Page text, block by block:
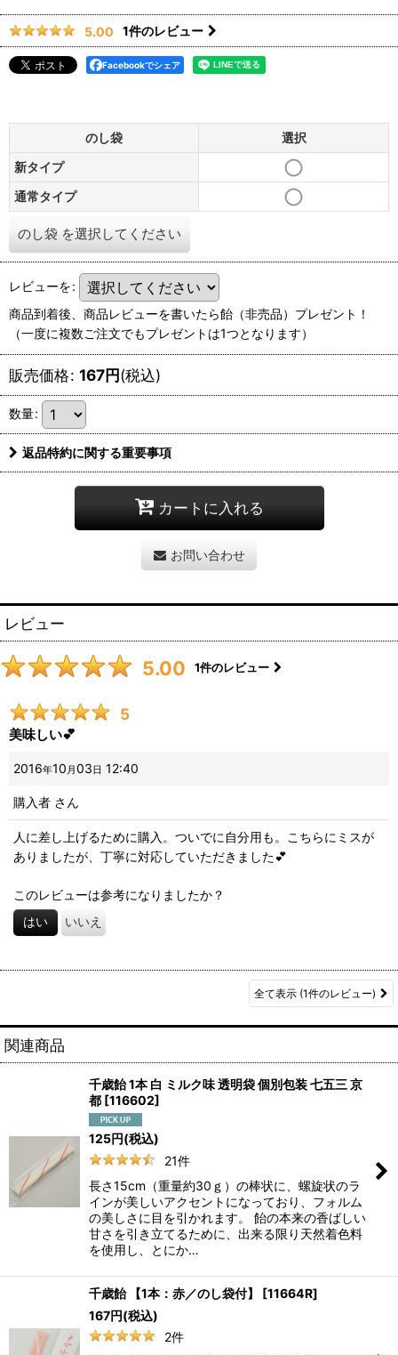
5.00 1件のレビュー
Facebookでシェア
のし袋
選択
新タイプ
通常タイプ
のし袋 を選択してください
レビューを:
商品到着後、商品レビューを書いたら飴（非売品）プレゼント！
（一度に複数ご注文でもプレゼントは1つとなります）
販売価格: 167円(税込)
数量:
返品特約に関する重要事項
カートに入れる
お問い合わせ
レビュー
5.00 1件のレビュー
5
美味しい💕
2016年10 月03日 12:40
購入者 さん
人に差し上げるために購入。ついでに自分用も。こちらにミスが
ありましたが、丁寧に対応していただきました💕
このレビューは参考になりましたか？
はい いいえ
全て表示 (1件のレビュー)
関連商品
千歳飴 1本 白 ミルク味 透明袋 個別包装 七五三 京
都 [116602]
125円(税込)
21件
長さ15cm（重量約30ｇ）の棒状に、螺旋状のラ
インが美しいアクセントになっており、フォルム
の美しさに目を引かれます。 飴の本来の香ばしい
甘さを引き立てるために、出来る限り天然着色料
を使用し、とにか…
千歳飴 【1本：赤／のし袋付】 [11664R]
167円(税込)
2件